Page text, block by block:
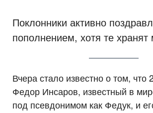
Поклонники активно
пополнением, хотя те хранят
Вчера стало известно о том, что
Федор Инсаров, известный в
под псевдонимом как Федук, и